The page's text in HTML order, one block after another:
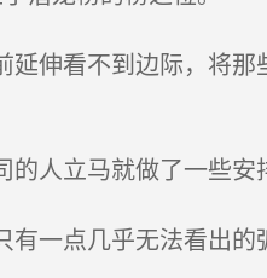
伸看不到边际，将那
人立马就做了一些安
一点几乎无法看出的